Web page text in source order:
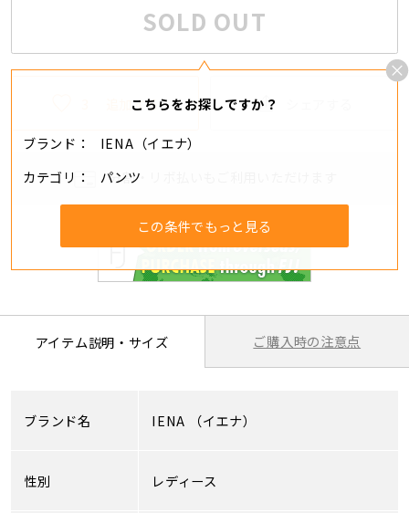
SOLD OUT
こちらをお探しですか？
ブランド
IENA（イエナ）
カテゴリ
パンツ
この条件でもっと見る
追加する
分割・リボ払いもご利用いただけます
アイテム説明・サイズ ご購入時の注意点
ブランド名 IENA （イエナ）
性別 レディース